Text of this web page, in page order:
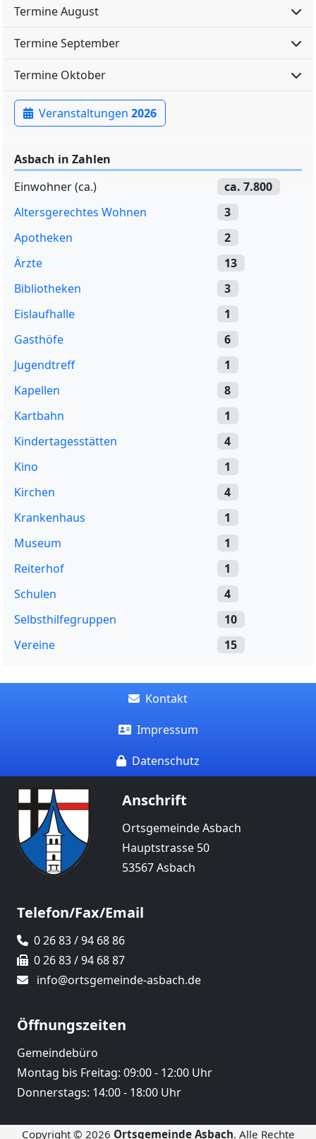
Termine August
Termine September
Termine Oktober
Veranstaltungen 2026
Asbach in Zahlen
Einwohner (ca.)
ca. 7.800
Altersgerechtes Wohnen
3
Apotheken
2
Ärzte
13
Bibliotheken
3
Eislaufhalle
1
Gasthöfe
6
Jugendtreff
1
Kapellen
8
Kartbahn
1
Kindertagesstätten
4
Kino
1
Kirchen
4
Krankenhaus
1
Museum
1
Reiterhof
1
Schulen
4
Selbsthilfegruppen
10
Vereine
15
Kontakt
Impressum
Datenschutz
Anschrift
Ortsgemeinde Asbach
Hauptstrasse 50
53567 Asbach
Telefon/Fax/Email
0 26 83 / 94 68 86
0 26 83 / 94 68 87
info@ortsgemeinde-asbach.de
Öffnungszeiten
Gemeindebüro
Montag bis Freitag: 09:00 - 12:00 Uhr
Donnerstags: 14:00 - 18:00 Uhr
Copyright © 2026 Ortsgemeinde Asbach. Alle Rechte